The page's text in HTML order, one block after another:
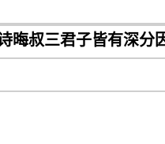
晦叔三君子皆有深分